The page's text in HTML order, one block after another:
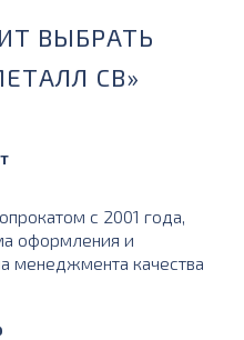
ВЫБРАТЬ
СВ»
с 2001 года,
оформления и
менеджмента качества